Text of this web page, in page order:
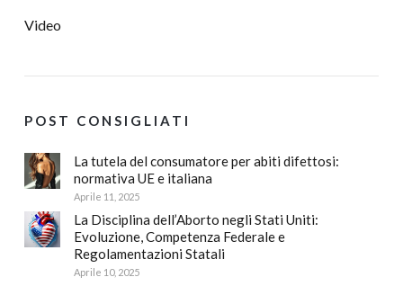
Video
POST CONSIGLIATI
La tutela del consumatore per abiti difettosi:
normativa UE e italiana
Aprile 11, 2025
La Disciplina dell’Aborto negli Stati Uniti:
Evoluzione, Competenza Federale e
Regolamentazioni Statali
Aprile 10, 2025